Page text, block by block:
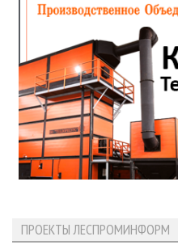
ПРОЕКТЫ ЛЕСПРОМИНФОРМ